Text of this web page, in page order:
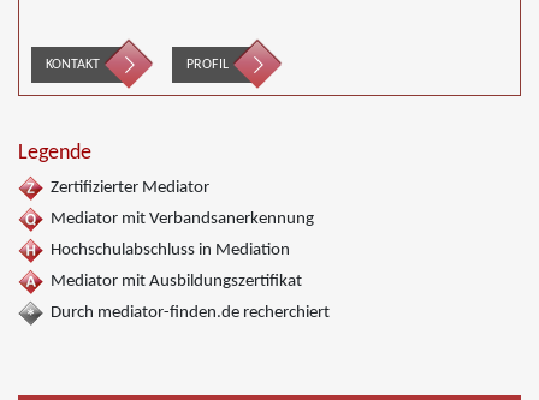
KONTAKT PROFIL
Legende
Zertifizierter Mediator
Mediator mit Verbandsanerkennung
Hochschulabschluss in Mediation
Mediator mit Ausbildungszertifikat
Durch mediator-finden.de recherchiert